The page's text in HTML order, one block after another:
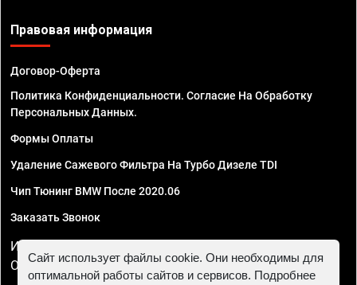
Правовая информация
Договор-Оферта
Политика Конфиденциальности. Согласие На Обработку
Персональных Данных.
Формы Оплаты
Удаление Сажевого Фильтра На Турбо Дизеле TDI
Чип Тюнинг BMW После 2020.06
Заказать Звонок
ИП Смирнов Георгий Павлович. ИНН 781302555843,
ОГРНИП 324470400032610
Сайт использует файлы cookie. Они необходимы для
оптимальной работы сайтов и сервисов. Подробнее